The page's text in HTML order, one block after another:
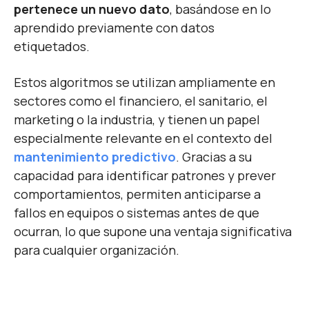
pertenece un nuevo dato, basándose en lo
aprendido previamente con datos
etiquetados.
Estos algoritmos se utilizan ampliamente en
sectores como el financiero, el sanitario, el
marketing o la industria, y tienen un papel
especialmente relevante en el contexto del
mantenimiento predictivo. Gracias a su
capacidad para identificar patrones y prever
comportamientos, permiten anticiparse a
fallos en equipos o sistemas antes de que
ocurran, lo que supone una ventaja significativa
para cualquier organización.